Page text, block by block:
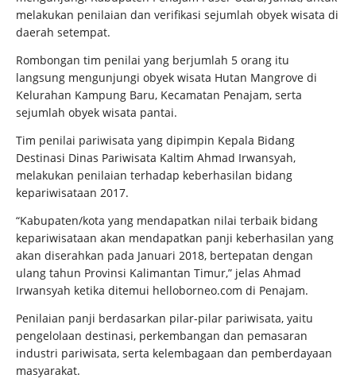
melakukan penilaian dan verifikasi sejumlah obyek wisata di
daerah setempat.
Rombongan tim penilai yang berjumlah 5 orang itu
langsung mengunjungi obyek wisata Hutan Mangrove di
Kelurahan Kampung Baru, Kecamatan Penajam, serta
sejumlah obyek wisata pantai.
Tim penilai pariwisata yang dipimpin Kepala Bidang
Destinasi Dinas Pariwisata Kaltim Ahmad Irwansyah,
melakukan penilaian terhadap keberhasilan bidang
kepariwisataan 2017.
“Kabupaten/kota yang mendapatkan nilai terbaik bidang
kepariwisataan akan mendapatkan panji keberhasilan yang
akan diserahkan pada Januari 2018, bertepatan dengan
ulang tahun Provinsi Kalimantan Timur,” jelas Ahmad
Irwansyah ketika ditemui helloborneo.com di Penajam.
Penilaian panji berdasarkan pilar-pilar pariwisata, yaitu
pengelolaan destinasi, perkembangan dan pemasaran
industri pariwisata, serta kelembagaan dan pemberdayaan
masyarakat.